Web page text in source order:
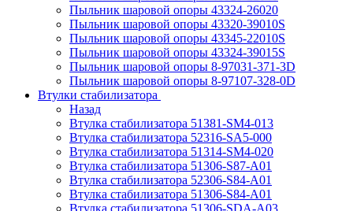
Пыльник шаровой опоры 43324-26020
Пыльник шаровой опоры 43320-39010S
Пыльник шаровой опоры 43345-22010S
Пыльник шаровой опоры 43324-39015S
Пыльник шаровой опоры 8-97031-371-3D
Пыльник шаровой опоры 8-97107-328-0D
Втулки стабилизатора
Назад
Втулка стабилизатора 51381-SM4-013
Втулка стабилизатора 52316-SA5-000
Втулка стабилизатора 51314-SM4-020
Втулка стабилизатора 51306-S87-A01
Втулка стабилизатора 52306-S84-A01
Втулка стабилизатора 51306-S84-A01
Втулка стабилизатора 51306-SDA-A03